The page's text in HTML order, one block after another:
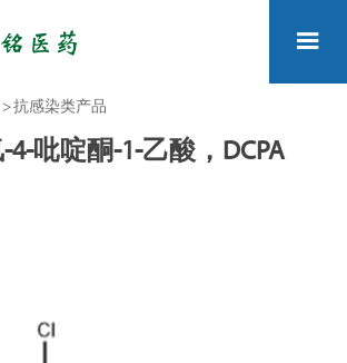

>抗感染类产品
4-吡啶酮-1-乙酸，DCPA